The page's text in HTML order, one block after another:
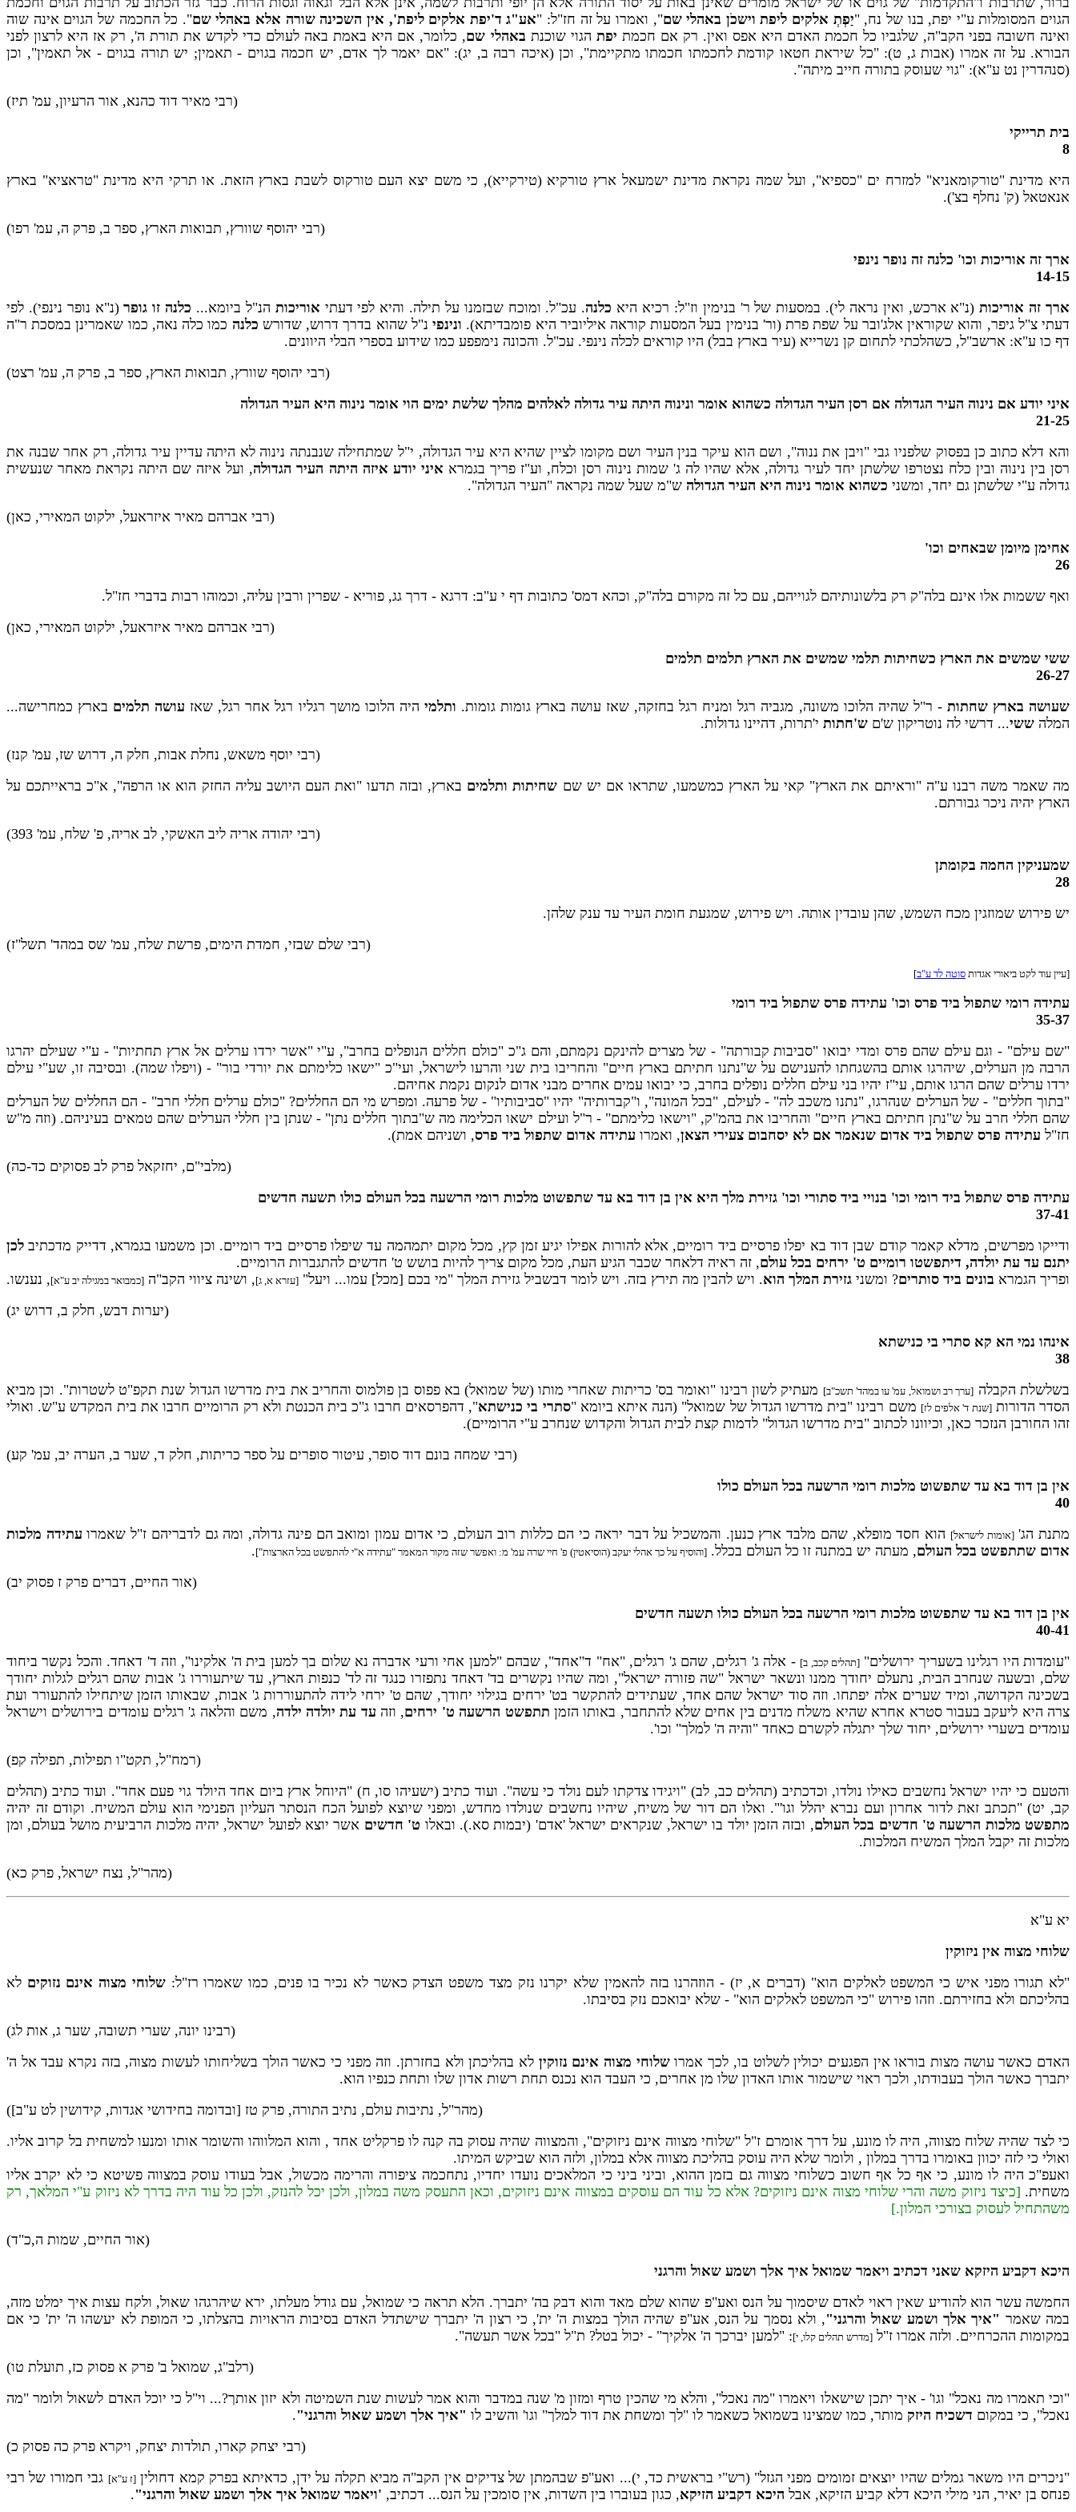
הגוים המסומלות ע"י יפת, בנו של נח, "יַפְתְ אלקים ליפת וישכֹן באהלי שם", ואמרו על זה חז"ל: "אע"ג ד'יפת אלקים ליפת', אין השכינה שורה אלא באהלי שם". כל החכמה של הגוים אינה שוה
ואינה חשובה בפני הקב"ה, שלגביו כל חכמת האדם היא אפס ואין. רק אם חכמת יפת הגוי שוכנת באהלי שם, כלומר, אם היא באמת באה לעולם כדי לקדש את תורת ה', רק אז היא לרצון לפני
הבורא. על זה אמרו (אבות ג, ט): "כל שיראת חטאו קודמת לחכמתו חכמתו מתקיימת", וכן (איכה רבה ב, יג): "אם יאמר לך אדם, יש חכמה בגוים - תאמין; יש תורה בגוים - אל תאמין", וכן
(סנהדרין נט ע"א): "גוי שעוסק בתורה חייב מיתה".
(רבי מאיר דוד כהנא, אור הרעיון, עמ' תיז)
בית תרייקי
8
היא מדינת "טורקומאניא" למזרח ים "כספיא", ועל שמה נקראת מדינת ישמעאל ארץ טורקיא (טירקייא), כי משם יצא העם טורקוס לשבת בארץ הזאת. או תרקי היא מדינת "טראציא" בארץ
אנאטאל (ק' נחלף בצ').
(רבי יהוסף שוורץ, תבואות הארץ, ספר ב, פרק ה, עמ' רפו)
ארך זה אוריכות וכו' כלנה זה נופר נינפי
14-15
ארך זה אוריכות(נ"א ארכש, ואין נראה לי). במסעות של ר' בנימין וז"ל: רכיא היא כלנה. עכ"ל. ומוכח שבזמנו על תילה. והיא לפי דעתי אוריכות הנ"ל ביומא... כלנה זו גופר(נ"א נופר נינפי). לפי
דעתי צ"ל גיפר, והוא שקוראין אלג'ובר על שפת פרת (ור' בנימין בעל המסעות קוראה איליוביר היא פומבדיתא). ונינפינ"ל שהוא בדרך דרוש, שדורש כלנה כמו כלה נאה, כמו שאמרינן במסכת ר"ה
דף כו ע"א: ארשב"ל, כשהלכתי לתחום קן נשרייא (עיר בארץ בבל) היו קוראים לכלה נינפי. עכ"ל. והכונה נימפפע כמו שידוע בספרי הבלי היוונים.
(רבי יהוסף שוורץ, תבואות הארץ, ספר ב, פרק ה, עמ' רצט)
איני יודע אם נינוה העיר הגדולה אם רסן העיר הגדולה כשהוא אומר ונינוה היתה עיר גדולה לאלהים מהלך שלשת ימים הוי אומר נינוה היא העיר הגדולה
21-25
והא דלא כתוב כן בפסוק שלפניו גבי "ויבן את ננוה", ושם הוא עיקר בנין העיר ושם מקומו לציין שהיא היא עיר הגדולה, י"ל שמתחילה שנבנתה נינוה לא היתה עדיין עיר גדולה, רק אחר שבנה את
רסן בין נינוה ובין כלח נצטרפו שלשתן יחד לעיר גדולה, אלא שהיו לה ג' שמות נינוה רסן וכלח, וע"ז פריך בגמרא איני יודע איזה היתה העיר הגדולה, ועל איזה שם היתה נקראת מאחר שנעשית
גדולה ע"י שלשתן גם יחד, ומשני כשהוא אומר נינוה היא העיר הגדולה ש"מ שעל שמה נקראה "העיר הגדולה".
(רבי אברהם מאיר איזראעל, ילקוט המאירי, כאן)
אחימן מיומן שבאחים וכו'
26
ואף ששמות אלו אינם בלה"ק רק בלשונותיהם לגוייהם, עם כל זה מקורם בלה"ק, וכהא דמס' כתובות דף י ע"ב: דרגא - דרך גג, פוריא - שפרין ורבין עליה, וכמוהו רבות בדברי חז"ל.
(רבי אברהם מאיר איזראעל, ילקוט המאירי, כאן)
ששי שמשים את הארץ כשחיתות תלמי שמשים את הארץ תלמים תלמים
26-27
שעושה בארץ שחתות - ר"ל שהיה הלוכו משונה, מגביה רגל ומניח רגל בחזקה, שאז עושה בארץ גומות גומות. ותלמי היה הלוכו מושך רגליו רגל אחר רגל, שאז עושה תלמים בארץ כמחרישה...
המלה ששי... דרשי לה נוטריקון ש'ם ש'חתות י'תרות, דהיינו גדולות.
(רבי יוסף משאש, נחלת אבות, חלק ה, דרוש שז, עמ' קנז)
מה שאמר משה רבנו ע"ה "וראיתם את הארץ" קאי על הארץ כמשמעו, שתראו אם יש שם שחיתות ותלמים בארץ, ובזה תדעו "ואת העם היושב עליה החזק הוא או הרפה", א"כ בראייתכם על
הארץ יהיה ניכר גבורתם.
(רבי יהודה אריה ליב האשקי, לב אריה, פ' שלח, עמ' 393)
שמעניקין החמה בקומתן
28
יש פירוש שמוזגין מכח השמש, שהן עובדין אותה. ויש פירוש, שמגעת חומת העיר עד ענק שלהן.
(רבי שלם שבזי, חמדת הימים, פרשת שלח, עמ' שס במהד' תשל"ז)
[עיין עוד לקט ביאורי אגדות סוטה לד ע"ב]
עתידה רומי שתפול ביד פרס וכו' עתידה פרס שתפול ביד רומי
35-37
"שם עילם" - וגם עילם שהם פרס ומדי יבואו "סביבות קבורתה" - של מצרים להינקם נקמתם, והם ג"כ "כולם חללים הנופלים בחרב", ע"י "אשר ירדו ערלים אל ארץ תחתיות" - ע"י שעילם יהרגו
הרבה מן הערלים, שיהרגו אותם בהשגחתו להענישם על ש"נתנו חתיתם בארץ חיים" והחריבו בית שני והרעו לישראל, ועי"כ "ישאו כלימתם את יורדי בור" - (ויפלו שמה). ובסיבה זו, שע"י עילם
ירדו ערלים שהם הרגו אותם, עי"ז יהיו בני עילם חללים נופלים בחרב, כי יבואו עמים אחרים מבני אדום לנקום נקמת אחיהם.
"בתוך חללים" - של הערלים שנהרגו, "נתנו משכב לה" - לעילם, "בכל המונה", ו"קברותיה" יהיו "סביבותיו" - של פרעה. ומפרש מי הם החללים? "כולם ערלים חללי חרב" - הם החללים של הערלים
שהם חללי חרב על ש"נתן חתיתם בארץ חיים" והחריבו את בהמ"ק, "וישאו כלימתם" - ר"ל ועילם ישאו הכלימה מה ש"בתוך חללים נתן" - שנתן בין חללי הערלים שהם טמאים בעיניהם. (וזה מ"ש
חז"ל עתידה פרס שתפול ביד אדום שנאמר אם לא יסחבום צעירי הצאן, ואמרו עתידה אדום שתפול ביד פרס, ושניהם אמת).
(מלבי"ם, יחזקאל פרק לב פסוקים כד-כה)
עתידה פרס שתפול ביד רומי וכו' בנויי ביד סתורי וכו' גזירת מלך היא אין בן דוד בא עד שתפשוט מלכות רומי הרשעה בכל העולם כולו תשעה חדשים
37-41
ודייקו מפרשים, מדלא קאמר קודם שבן דוד בא יפלו פרסיים ביד רומיים, אלא להורות אפילו יגיע זמן קץ, מכל מקום יתמהמה עד שיפלו פרסיים ביד רומיים. וכן משמעו בגמרא, דדייק מדכתיב לכן
יתנם עד עת יולדה, דיתפשטו רומיים ט' ירחים בכל עולם, זה ראיה דלאחר שכבר הגיע העת, מכל מקום צריך להיות בושש ט' חדשים להתגברות הרומיים.
ופריך הגמרא בונים ביד סותרים? ומשני גזירת המלך הוא. ויש להבין מה תירץ בזה. ויש לומר דבשביל גזירת המלך "מי בכם [מכל] עמו... ויעל" [עזרא א, ג], ושינה ציווי הקב"ה [כמבואר במגילה יב ע"א], נענשו.
(יערות דבש, חלק ב, דרוש יג)
אינהו נמי הא קא סתרי בי כנישתא
38
בשלשלת הקבלה [ערך רב ושמואל, עמ' עו במהד' תשכ"ב] מעתיק לשון רבינו "ואומר בס' כריתות שאחרי מותו (של שמואל) בא פפוס בן פולמוס והחריב את בית מדרשו הגדול שנת תקפ"ט לשטרות". וכן מביא
הסדר הדורות[שנת ד' אלפים לז] משם רבינו "בית מדרשו הגדול של שמואל" (הנה איתא ביומא "סתרי בי כנישתא", דהפרסאים חרבו ג"כ בית הכנטת ולא רק הרומיים חרבו את בית המקדש ע"ש. ואולי
זהו החורבן הנזכר כאן, וכיוונו לכתוב "בית מדרשו הגדול" לדמות קצת לבית הגדול והקדוש שנחרב ע"י הרומיים).
(רבי שמחה בונם דוד סופר, עיטור סופרים על ספר כריתות, חלק ד, שער ב, הערה יב, עמ' קע)
אין בן דוד בא עד שתפשוט מלכות רומי הרשעה בכל העולם כולו
40
מתנת הג'[אומות לישראל] הוא חסד מופלא, שהם מלבד ארץ כנען. והמשכיל על דבר יראה כי הם כללות רוב העולם, כי אדום עמון ומואב הם פינה גדולה, ומה גם לדבריהם ז"ל שאמרו עתידה מלכות
אדום שתתפשט בכל העולם, מעתה יש במתנה זו כל העולם בכלל. [והוסיף על כך אהלי יעקב (הוסיאטין) פ' חיי שרה עמ' מ: ואפשר שזה מקור המאמר "עתידה א"י להתפשט בכל הארצות"].
(אור החיים, דברים פרק ז פסוק יב)
אין בן דוד בא עד שתפשוט מלכות רומי הרשעה בכל העולם כולו תשעה חדשים
40-41
"עומדות היו רגלינו בשעריך ירושלים"[תהלים קכב, ב] - אלה ג' רגלים, שהם ג' רגלים, "אח" ד"אחד", שבהם "למען אחי ורעי אדברה נא שלום בך למען בית ה' אלקינו", וזה ד' דאחד. והכל נקשר ביחוד
שלם, ובשעה שנחרב הבית, נתעלם יחודך ממנו ונשאר ישראל "שה פזורה ישראל", ומה שהיו נקשרים בד' דאחד נתפזרו כנגד זה לד' כנפות הארץ, עד שיתעוררו ג' אבות שהם רגלים לגלות יחודך
בשכינה הקדושה, ומיד שערים אלה יפתחו. וזה סוד ישראל שהם אחד, שעתידים להתקשר בט' ירחים בגילוי יחודך, שהם ט' ירחי לידה להתעוררות ג' אבות, שבאותו הזמן שיתחילו להתעורר ועת
צרה היא ליעקב בעבור סטרא אחרא שהיא משלח מדנים בין אחים שלא להתחבר, באותו הזמן תתפשט הרשעה ט' ירחים, וזה עד עת יולדה ילדה, משם והלאה ג' רגלים עומדים בירושלים וישראל
עומדים בשערי ירושלים, יחוד שלך יתגלה לקשרם כאחד "והיה ה' למלך" וכו'.
(רמח"ל, תקט"ו תפילות, תפילה קפ)
והטעם כי יהיו ישראל נחשבים כאילו נולדו, וכדכתיב (תהלים כב, לב) "ויגידו צדקתו לעם נולד כי עשה". ועוד כתיב (ישעיהו סו, ח) "היוחל ארץ ביום אחד היולד גוי פעם אחד". ועוד כתיב (תהלים
קב, יט) "תכתב זאת לדור אחרון ועם נברא יהלל וגו'". ואלו הם דור של משיח, שיהיו נחשבים שנולדו מחדש, ומפני שיוצא לפועל הכח הנסתר העליון הפנימי הוא עולם המשיח. וקודם זה יהיה
מתפשט מלכות הרשעה ט' חדשים בכל העולם, ובזה הזמן יולד בו ישראל, שנקראים ישראל 'אדם' (יבמות סא.). ובאלו ט' חדשים אשר יוצא לפועל ישראל, יהיה מלכות הרביעית מושל בעולם, ומן
מלכות זה יקבל המלך המשיח המלכות.
(מהר"ל, נצח ישראל, פרק כא)
יא ע"א
שלוחי מצוה אין ניזוקין
"לא תגורו מפני איש כי המשפט לאלקים הוא" (דברים א, יז) - הוזהרנו בזה להאמין שלא יקרנו נזק מצד משפט הצדק כאשר לא נכיר בו פנים, כמו שאמרו רז"ל:שלוחי מצוה אינם נזוקים לא
בהליכתם ולא בחזירתם. וזהו פירוש "כי המשפט לאלקים הוא" - שלא יבואכם נזק בסיבתו.
(רבינו יונה, שערי תשובה, שער ג, אות לג)
האדם כאשר עושה מצות בוראו אין הפגעים יכולין לשלוט בו, לכך אמרושלוחי מצוה אינם נזוקין לא בהליכתן ולא בחזרתן. וזה מפני כי כאשר הולך בשליחותו לעשות מצוה, בזה נקרא עבד אל ה'
יתברך כאשר הולך בעבודתו, ולכך ראוי שישמור אותו האדון שלו מן אחרים, כי העבד הוא נכנס תחת רשות אדון שלו ותחת כנפיו הוא.
(מהר"ל, נתיבות עולם, נתיב התורה, פרק טז [ובדומה בחידושי אגדות, קידושין לט ע"ב])
כי לצד שהיה שלוח מצווה, היה לו מונע, על דרך אומרם ז"ל "שלוחי מצווה אינם ניזוקים", והמצווה שהיה עסוק בה קנה לו פרקליט אחד , והוא המלווהו והשומר אותו ומנעו למשחית בל קרוב אליו.
ואולי כי לזה יכוון באומרו בדרך במלון , ולומר שלא היה עוסק בהליכת מצווה אלא במלון, ולזה הוא שביקש המיתו.
ואעפ"כ היה לו מונע, כי אף כל אף חשוב כשלוחי מצווה גם בזמן ההוא, וביני ביני כי המלאכים נועדו יחדיו, נתחכמה ציפורה והרימה מכשול, אבל בעודו עוסק במצווה פשיטא כי לא יקרב אליו
משחית. [כיצד ניזוק משה והרי שלוחי מצוה אינם ניזוקים? אלא כל עוד הם עוסקים במצווה אינם ניזוקים, וכאן התעסק משה במלון, ולכן יכל להנזק, ולכן כל עוד היה בדרך לא ניזוק ע"י המלאך, רק
משהתחיל לעסוק בצורכי המלון.]
(אור החיים, שמות ה,כ"ד)
היכא דקביע היזקא שאני דכתיב ויאמר שמואל איך אלך ושמע שאול והרגני
החמשה עשר הוא להודיע שאין ראוי לאדם שיסמוך על הנס ואע"פ שהוא שלם מאד והוא דבק בה' יתברך. הלא תראה כי שמואל, עם גודל מעלתו, ירא שיהרגהו שאול, ולקח עצות איך ימלט מזה,
במה שאמר "איך אלך ושמע שאול והרגני", ולא נסמך על הנס, אע"פ שהיה הולך במצות ה' ית', כי רצון ה' יתברך שישתדל האדם בסיבות הראויות בהצלתו, כי המופת לא יעשהו ה' ית' כי אם
במקומות ההכרחיים. ולזה אמרו ז"ל [מדרש תהלים קלו, י]: "למען יברכך ה' אלקיך" - יכול בטל? ת"ל "בכל אשר תעשה".
(רלב"ג, שמואל ב' פרק א פסוק כז, תועלת טו)
"וכי תאמרו מה נאכל" וגו' - איך יתכן שישאלו ויאמרו "מה נאכל", והלא מי שהכין טרף ומזון מ' שנה במדבר והוא אמר לעשות שנת השמיטה ולא יזון אותך?... וי"ל כי יוכל האדם לשאול ולומר "מה
נאכל", כי במקום דשכיח היזק מותר, כמו שמצינו בשמואל כשאמר לו "לך ומשחת את דוד למלך" וגו' והשיב לו "איך אלך ושמע שאול והרגני".
(רבי יצחק קארו, תולדות יצחק, ויקרא פרק כה פסוק כ)
"ניכרים היו משאר גמלים שהיו יוצאים זמומים מפני הגזל" (רש"י בראשית כד, י)... ואע"פ שבהמתן של צדיקים אין הקב"ה מביא תקלה על ידן, כדאיתא בפרק קמא דחולין[ז ע"א] גבי חמורו של רבי
פנחס בן יאיר, הני מילי היכא דלא קביע הזיקא, אבל היכא דקביע הזיקא, כגון בעוברו בין השדות, אין סומכין על הנס... דכתיב, 'ויאמר שמואל איך אלך ושמע שאול והרגני".